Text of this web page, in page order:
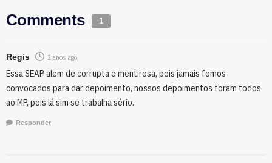
Comments 1
Regis 2 anos ago
Essa SEAP alem de corrupta e mentirosa, pois jamais fomos
convocados para dar depoimento, nossos depoimentos foram todos
ao MP, pois lá sim se trabalha sério.
Responder